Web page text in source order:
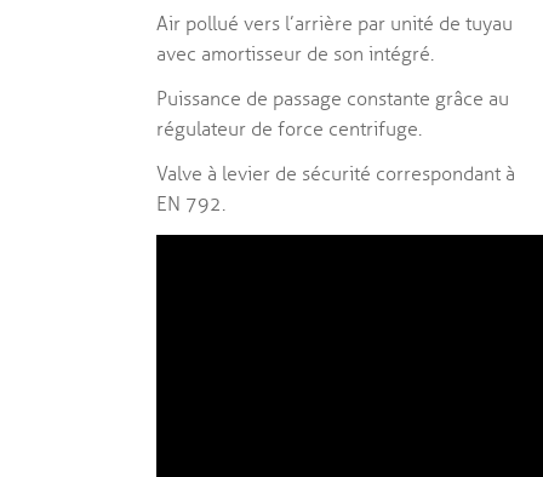
Air pollué vers l’arrière par unité de tuyau
avec amortisseur de son intégré.
Puissance de passage constante grâce au
régulateur de force centrifuge.
Valve à levier de sécurité correspondant à
EN 792.